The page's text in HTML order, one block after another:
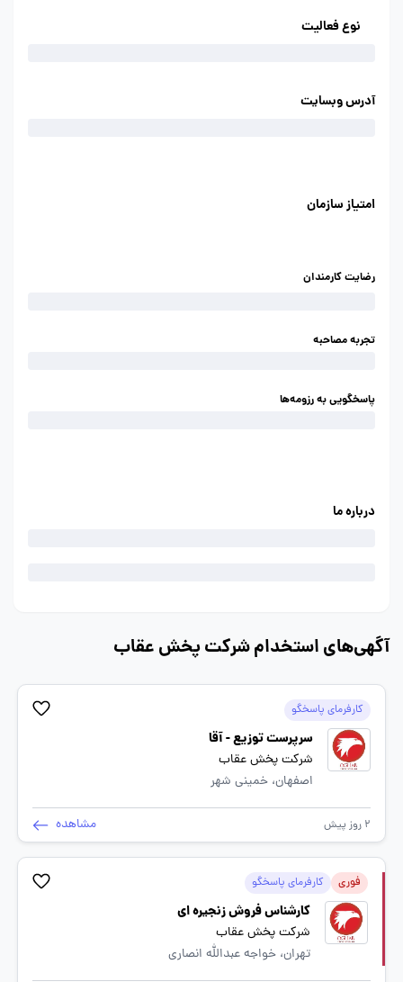
نوع فعالیت
آدرس وبسایت
امتیاز سازمان
رضایت کارمندان
تجربه مصاحبه
پاسخگویی به رزومه‌ها
درباره ما
آگهی‌های استخدام شرکت پخش عقاب
کارفرمای پاسخگو
سرپرست توزیع - آقا
شرکت پخش عقاب
اصفهان، خمینی شهر
2 روز پیش مشاهده
فوری کارفرمای پاسخگو
کارشناس فروش زنجیره ای
شرکت پخش عقاب
تهران، خواجه عبدالله انصاری